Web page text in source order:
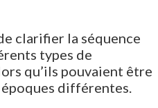
clarifier la séquence
types de
qu’ils pouvaient être
différentes.